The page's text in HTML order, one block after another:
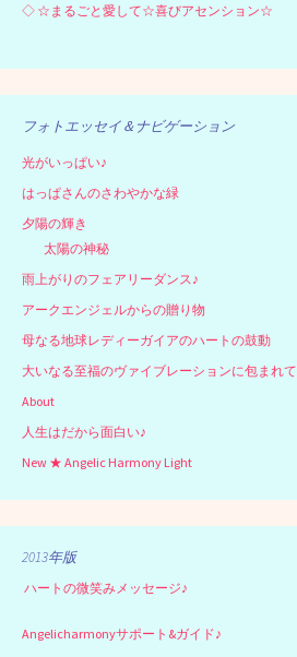
◇ ☆まるごと愛して☆喜びアセンション☆
フォトエッセイ＆ナビゲーション
光がいっぱい♪
はっぱさんのさわやかな緑
夕陽の輝き
太陽の神秘
雨上がりのフェアリーダンス♪
アークエンジェルからの贈り物
母なる地球レディーガイアのハートの鼓動
大いなる至福のヴァイブレーションに包まれて
About
人生はだから面白い♪
New ★ Angelic Harmony Light
2013年版
ハートの微笑みメッセージ♪
Angelicharmonyサポート&ガイド♪